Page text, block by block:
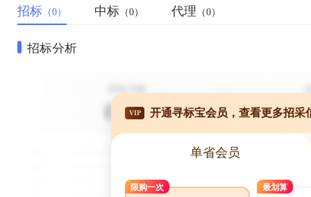
招标 （0） 中标 （0） 代理 （0）
招标分析
VIP 开通寻标宝会员，查看更多招采
单省会员
限购一次 最划算